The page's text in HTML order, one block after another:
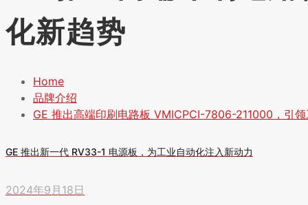
化新趋势
Home
品牌介绍
GE 推出高端印刷电路板 VMICPCI-7806-211000，引
GE 推出新一代 RV33-1 电源板，为工业自动化注入新动力
2024年9月18日